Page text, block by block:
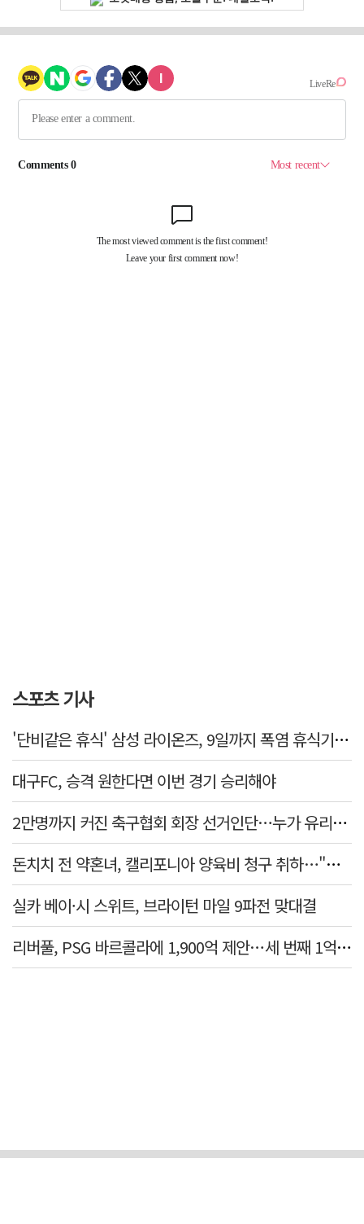
스포츠 기사
'단비같은 휴식' 삼성 라이온즈, 9일까지 폭염 휴식기에 재정비
대구FC, 승격 원한다면 이번 경기 승리해야
2만명까지 커진 축구협회 회장 선거인단…누가 유리할까
돈치치 전 약혼녀, 캘리포니아 양육비 청구 취하…"합의로 해결"
실카 베이·시 스위트, 브라이턴 마일 9파전 맞대결
리버풀, PSG 바르콜라에 1,900억 제안…세 번째 1억 파운드 영입 추진